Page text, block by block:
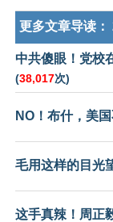
更多文章导读：
中共傻眼！党校
(38,017次)
NO！布什，美
毛用这样的目光
这手真辣！周正